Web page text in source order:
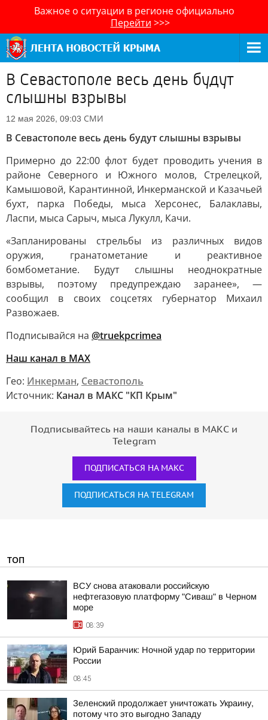
Важное о ситуации в регионе официально
Перейти >>>
В Севастополе весь день будут
слышны взрывы
12 мая 2026, 09:03 СМИ
В Севастополе весь день будут слышны взрывы
Примерно до 22:00 флот будет проводить учения в
районе Северного и Южного молов, Стрелецкой,
Камышовой, Карантинной, Инкерманской и Казачьей
бухт, парка Победы, мыса Херсонес, Балаклавы,
Ласпи, мыса Сарыч, мыса Лукулл, Качи.
«Запланированы стрельбы из различных видов
оружия, гранатометание и реактивное
бомбометание. Будут слышны неоднократные
взрывы, поэтому предупреждаю заранее», —
сообщил в своих соцсетях губернатор Михаил
Развожаев.
Подписывайся на @truekpcrimea
Наш канал в MAX
Гео: Инкерман, Севастополь
Источник: Канал в МАКС "КП Крым"
Подписывайтесь на наши каналы в МАКС и
Telegram
ПОДПИСАТЬСЯ НА МАКС
ПОДПИСАТЬСЯ НА TELEGRAM
ТОП
ВСУ снова атаковали российскую
нефтегазовую платформу "Сиваш" в Черном
море
08:39
Юрий Баранчик: Ночной удар по территории
России
08:45
Зеленский продолжает уничтожать Украину,
потому что это выгодно Западу